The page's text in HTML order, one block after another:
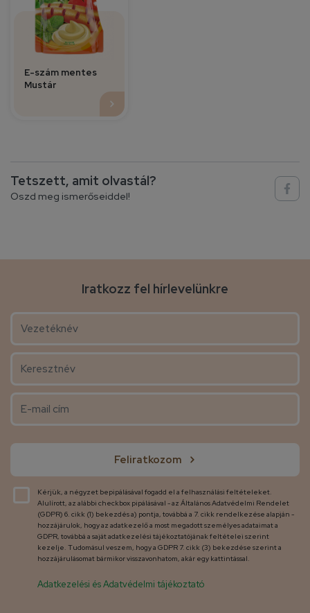
E-szám mentes
Mustár
Tetszett, amit olvastál?
Oszd meg ismerőseiddel!
Iratkozz fel hírlevelünkre
Feliratkozom
Kérjük, a négyzet bepipálásával fogadd el a felhasználási feltételeket.
Alulírott, az alábbi checkbox pipálásával - az Általános Adatvédelmi Rendelet
(GDPR) 6. cikk (1) bekezdés a) pontja, továbbá a 7. cikk rendelkezése alapján -
hozzájárulok, hogy az adatkezelő a most megadott személyes adataimat a
GDPR, továbbá a saját adatkezelési tájékoztatójának feltételei szerint
kezelje. Tudomásul veszem, hogy a GDPR 7. cikk (3) bekezdése szerint a
hozzájárulásomat bármikor visszavonhatom, akár egy kattintással.
Adatkezelési és Adatvédelmi tájékoztató